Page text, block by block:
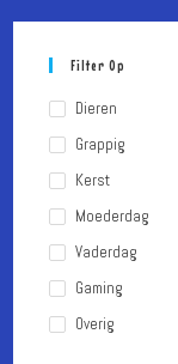
Filter Op
Dieren
Grappig
Kerst
Moederdag
Vaderdag
Gaming
Overig